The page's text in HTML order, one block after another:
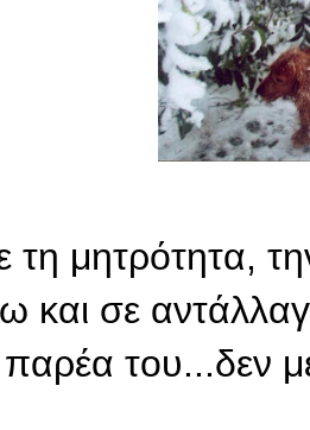
τη μητρότητα,
και σε
του...δεν